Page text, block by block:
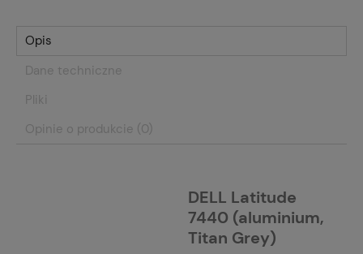
Opis
Dane techniczne
Pliki
Opinie o produkcie (0)
DELL Latitude
7440 (aluminium,
Titan Grey)